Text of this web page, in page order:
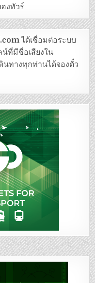
งทัวร์
.comได้เชื่อมต่อระบบ
น์ที่มีชื่อเสียงใน
นทางทุกท่านได้จองตั๋ว